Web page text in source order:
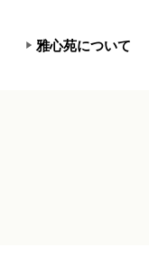
雅心苑について